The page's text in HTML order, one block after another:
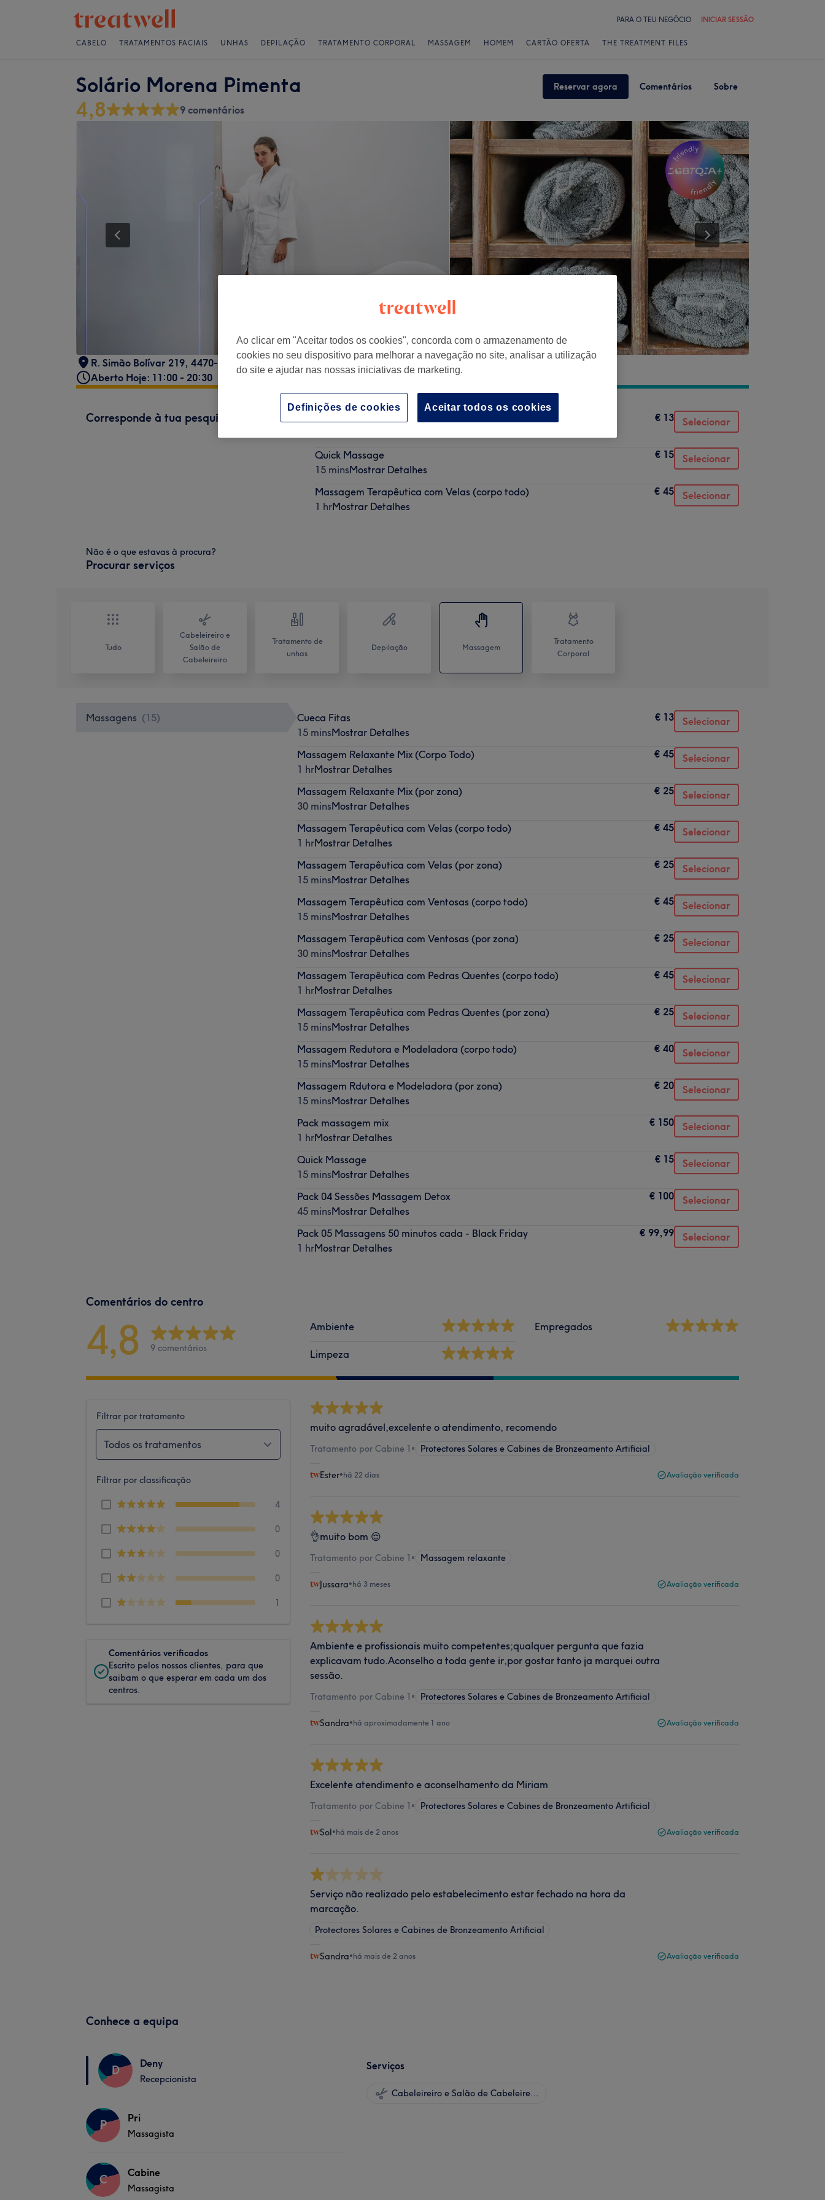
PARA O TEU NEGÓCIO INICIAR SESSÃO
CABELO TRATAMENTOS FACIAIS UNHAS DEPILAÇÃO TRATAMENTO CORPORAL MASSAGEM HOMEM CARTÃO OFERTA THE TREATMENT FILES
Solário Morena Pimenta Reservar agora Comentários Sobre
4,8 9 comentários
R. Simão Bolívar 219, 4470-214 Maia, Portugal
Aberto Hoje: 11:00 - 20:30
Corresponde à tua pesquisa € 13 Selecionar
Quick Massage
15 minsMostrar Detalhes
€ 15 Selecionar
Massagem Terapêutica com Velas (corpo todo)
1 hrMostrar Detalhes
€ 45 Selecionar
Não é o que estavas à procura?
Procurar serviços
Tudo
Cabeleireiro e
Salão de
Cabeleireiro
Tratamento de
unhas
Depilação Massagem
Tratamento
Corporal
Massagens (15)
Cueca Fitas
15 minsMostrar Detalhes
€ 13 Selecionar
Massagem Relaxante Mix (Corpo Todo)
1 hrMostrar Detalhes
€ 45 Selecionar
Massagem Relaxante Mix (por zona)
30 minsMostrar Detalhes
€ 25 Selecionar
Massagem Terapêutica com Velas (corpo todo)
1 hrMostrar Detalhes
€ 45 Selecionar
Massagem Terapêutica com Velas (por zona)
15 minsMostrar Detalhes
€ 25 Selecionar
Massagem Terapêutica com Ventosas (corpo todo)
15 minsMostrar Detalhes
€ 45 Selecionar
Massagem Terapêutica com Ventosas (por zona)
30 minsMostrar Detalhes
€ 25 Selecionar
Massagem Terapêutica com Pedras Quentes (corpo todo)
1 hrMostrar Detalhes
€ 45 Selecionar
Massagem Terapêutica com Pedras Quentes (por zona)
15 minsMostrar Detalhes
€ 25 Selecionar
Massagem Redutora e Modeladora (corpo todo)
15 minsMostrar Detalhes
€ 40 Selecionar
Massagem Rdutora e Modeladora (por zona)
15 minsMostrar Detalhes
€ 20 Selecionar
Pack massagem mix
1 hrMostrar Detalhes
€ 150 Selecionar
Quick Massage
15 minsMostrar Detalhes
€ 15 Selecionar
Pack 04 Sessões Massagem Detox
45 minsMostrar Detalhes
€ 100 Selecionar
Pack 05 Massagens 50 minutos cada - Black Friday
1 hrMostrar Detalhes
€ 99,99 Selecionar
Comentários do centro
4,8 9 comentários
Ambiente
Limpeza
Empregados
Filtrar por tratamento
Todos os tratamentos
Filtrar por classificação
4
0
0
0
1
Comentários verificados
Escrito pelos nossos clientes, para que
saibam o que esperar em cada um dos
centros.
muito agradável,excelente o atendimento, recomendo
Tratamento por Cabine 1 • Protectores Solares e Cabines de Bronzeamento Artificial
Ester•há 22 dias Avaliação verificada
👌muito bom 😌
Tratamento por Cabine 1 • Massagem relaxante
Jussara•há 3 meses Avaliação verificada
Ambiente e profissionais muito competentes;qualquer pergunta que fazia
explicavam tudo.Aconselho a toda gente ir,por gostar tanto ja marquei outra
sessão.
Tratamento por Cabine 1 • Protectores Solares e Cabines de Bronzeamento Artificial
Sandra•há aproximadamente 1 ano Avaliação verificada
Excelente atendimento e aconselhamento da Miriam
Tratamento por Cabine 1 • Protectores Solares e Cabines de Bronzeamento Artificial
Sol•há mais de 2 anos Avaliação verificada
Serviço não realizado pelo estabelecimento estar fechado na hora da
marcação.
Protectores Solares e Cabines de Bronzeamento Artificial
Sandra•há mais de 2 anos Avaliação verificada
Conhece a equipa
D Deny
Recepcionista
P Pri
Massagista
C Cabine
Massagista
Serviços
Cabeleireiro e Salão de Cabeleireiro
Ao clicar em "Aceitar todos os cookies", concorda com o armazenamento de
cookies no seu dispositivo para melhorar a navegação no site, analisar a utilização
do site e ajudar nas nossas iniciativas de marketing.
Aceitar todos os cookies
Definições de cookies